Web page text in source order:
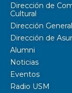
Dirección de
Cultural
Dirección
Dirección de
Alumni
Noticias
Eventos
Radio USM